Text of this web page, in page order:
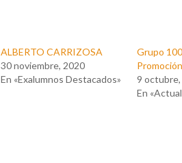
ALBERTO CARRIZOSA
30 noviembre, 2020
En «Exalumnos Destacados»
Grupo
9
En